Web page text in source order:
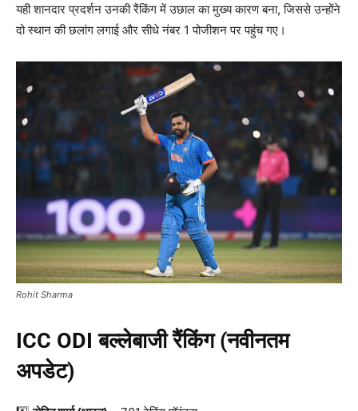
यही शानदार प्रदर्शन उनकी रैंकिंग में उछाल का मुख्य कारण बना, जिससे उन्होंने
दो स्थान की छलांग लगाई और सीधे नंबर 1 पोजीशन पर पहुंच गए।
Rohit Sharma
ICC ODIबल्लेबाजी रैंकिंग (नवीनतम
अपडेट)